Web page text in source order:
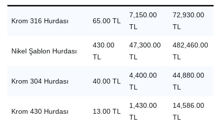
Krom 316 Hurdası 65.00 TL
7,150.00
TL
72,930.00
TL
Nikel Şablon Hurdası
430.00
TL
47,300.00
TL
482,460.00
TL
Krom 304 Hurdası 40.00 TL
4,400.00
TL
44,880.00
TL
Krom 430 Hurdası 13.00 TL
1,430.00
TL
14,586.00
TL